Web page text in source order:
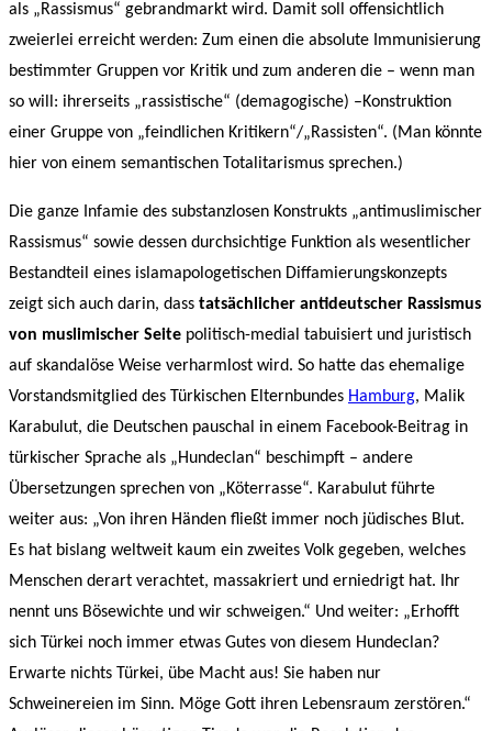
als „Rassismus“ gebrandmarkt wird. Damit soll offensichtlich
zweierlei erreicht werden: Zum einen die absolute Immunisierung
bestimmter Gruppen vor Kritik und zum anderen die – wenn man
so will: ihrerseits „rassistische“ (demagogische) –Konstruktion
einer Gruppe von „feindlichen Kritikern“/„Rassisten“. (Man könnte
hier von einem semantischen Totalitarismus sprechen.)
Die ganze Infamie des substanzlosen Konstrukts „antimuslimischer
Rassismus“ sowie dessen durchsichtige Funktion als wesentlicher
Bestandteil eines islamapologetischen Diffamierungskonzepts
zeigt sich auch darin, dass tatsächlicher antideutscher Rassismus
von muslimischer Seite politisch-medial tabuisiert und juristisch
auf skandalöse Weise verharmlost wird. So hatte das ehemalige
Vorstandsmitglied des Türkischen Elternbundes Hamburg, Malik
Karabulut, die Deutschen pauschal in einem Facebook-Beitrag in
türkischer Sprache als „Hundeclan“ beschimpft – andere
Übersetzungen sprechen von „Köterrasse“. Karabulut führte
weiter aus: „Von ihren Händen fließt immer noch jüdisches Blut.
Es hat bislang weltweit kaum ein zweites Volk gegeben, welches
Menschen derart verachtet, massakriert und erniedrigt hat. Ihr
nennt uns Bösewichte und wir schweigen.“ Und weiter: „Erhofft
sich Türkei noch immer etwas Gutes von diesem Hundeclan?
Erwarte nichts Türkei, übe Macht aus! Sie haben nur
Schweinereien im Sinn. Möge Gott ihren Lebensraum zerstören.“